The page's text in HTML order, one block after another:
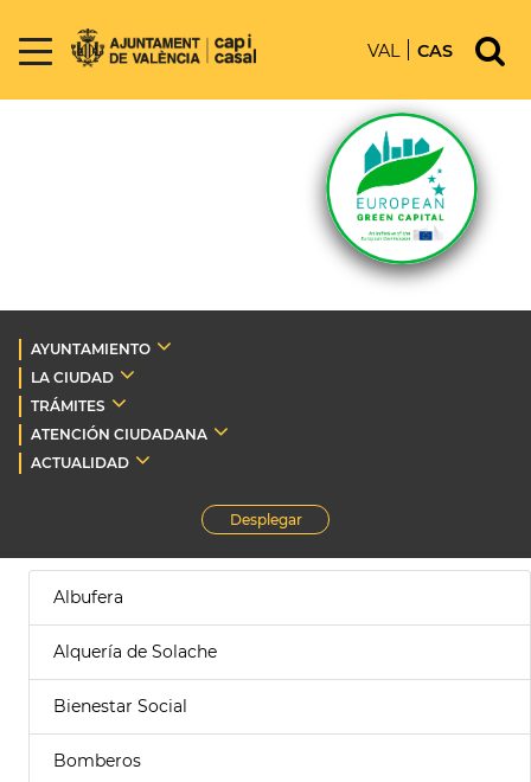
VAL CAS
AYUNTAMIENTO
LA CIUDAD
TRÁMITES
ATENCIÓN CIUDADANA
ACTUALIDAD
Desplegar
Albufera
Alquería de Solache
Bienestar Social
Bomberos